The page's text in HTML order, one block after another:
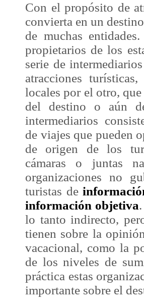
Con el propósito de
convierta en un
de muchas
propietarios de los
serie de
atracciones
locales por el otro,
del destino o aún
intermediarios
de viajes que pueden
de origen de los
cámaras o juntas
organizaciones no
turistas de
información objetiva
lo tanto indirecto,
tienen sobre la
vacacional, como la
de los niveles de
práctica estas
importante sobre el